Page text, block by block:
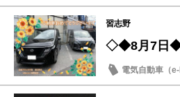
営業日・店休日
習志野
◇◆8月7日
電気自動車（e-
納車式